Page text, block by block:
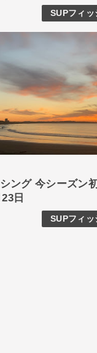
SUPフィッ
ング 今シーズン
日
SUPフィッ